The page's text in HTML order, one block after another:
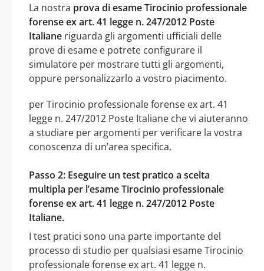
La nostra prova di esame Tirocinio professionale
forense ex art. 41 legge n. 247/2012 Poste
Italiane riguarda gli argomenti ufficiali delle
prove di esame e potrete configurare il
simulatore per mostrare tutti gli argomenti,
oppure personalizzarlo a vostro piacimento.
per Tirocinio professionale forense ex art. 41
legge n. 247/2012 Poste Italiane che vi aiuteranno
a studiare per argomenti per verificare la vostra
conoscenza di un’area specifica.
Passo 2: Eseguire un test pratico a scelta
multipla per l’esame Tirocinio professionale
forense ex art. 41 legge n. 247/2012 Poste
Italiane.
I test pratici sono una parte importante del
processo di studio per qualsiasi esame Tirocinio
professionale forense ex art. 41 legge n.